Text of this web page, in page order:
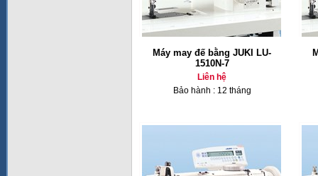
Máy may đế bằng JUKI LU-
1510N-7
Liên hệ
Bảo hành : 12 tháng